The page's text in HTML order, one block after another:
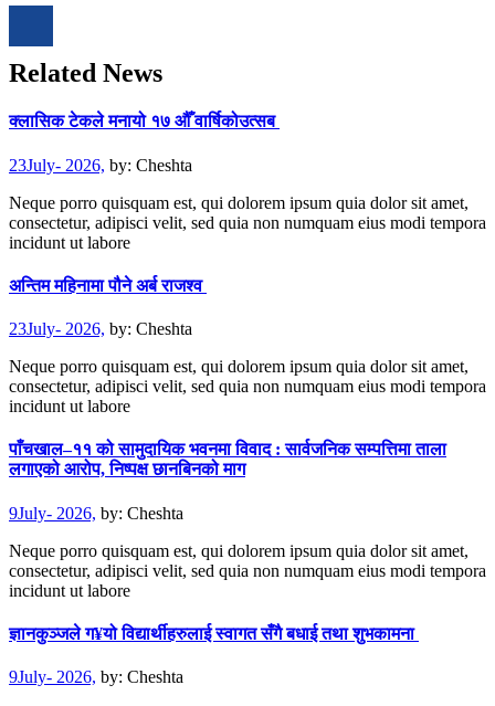
Related News
क्लासिक टेकले मनायो १७ औँ वार्षिकोउत्सब
23July- 2026, by: Cheshta
Neque porro quisquam est, qui dolorem ipsum quia dolor sit amet,
consectetur, adipisci velit, sed quia non numquam eius modi tempora
incidunt ut labore
अन्तिम महिनामा पौने अर्ब राजश्व
23July- 2026, by: Cheshta
Neque porro quisquam est, qui dolorem ipsum quia dolor sit amet,
consectetur, adipisci velit, sed quia non numquam eius modi tempora
incidunt ut labore
पाँचखाल–११ को सामुदायिक भवनमा विवाद : सार्वजनिक सम्पत्तिमा ताला
लगाएको आरोप, निष्पक्ष छानबिनको माग
9July- 2026, by: Cheshta
Neque porro quisquam est, qui dolorem ipsum quia dolor sit amet,
consectetur, adipisci velit, sed quia non numquam eius modi tempora
incidunt ut labore
ज्ञानकुञ्जले ग¥यो विद्यार्थीहरुलाई स्वागत सँगै बधाई तथा शुभकामना
9July- 2026, by: Cheshta